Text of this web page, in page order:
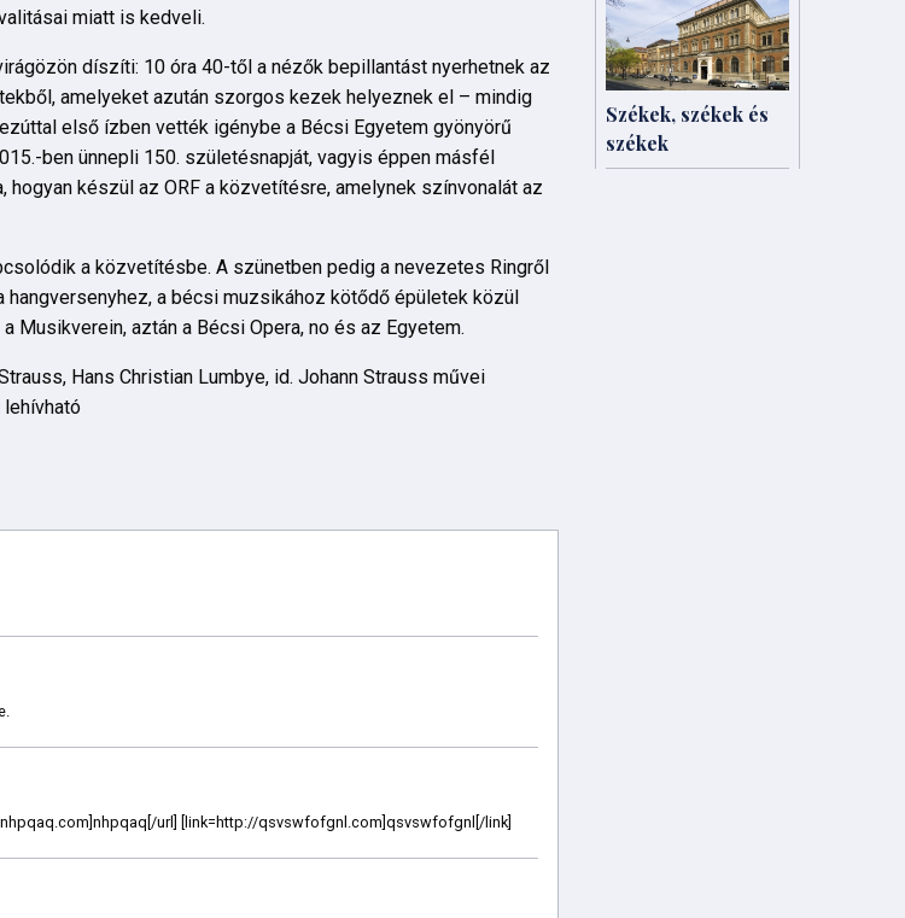
miatt is kedveli.
díszíti: 10 óra 40-től a nézők bepillantást nyerhetnek az
amelyeket azután szorgos kezek helyeznek el – mindig
első ízben vették igénybe a Bécsi Egyetem gyönyörű
ben ünnepli 150. születésnapját, vagyis éppen másfél
készül az ORF a közvetítésre, amelynek színvonalát az
a közvetítésbe. A szünetben pedig a nevezetes Ringről
a bécsi muzsikához kötődő épületek közül
Musikverein, aztán a Bécsi Opera, no és az Egyetem.
Hans Christian Lumbye, id. Johann Strauss művei
url] [link=http://qsvswfofgnl.com]qsvswfofgnl[/link]
Székek, székek és
székek